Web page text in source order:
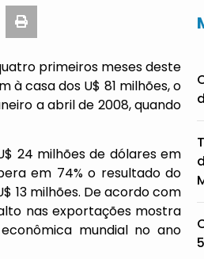
primeiros meses deste
à casa dos U$ 81 milhões, o
a abril de 2008, quando
24 milhões de dólares em
em 74% o resultado do
13 milhões. De acordo com
nas exportações mostra
mundial no ano